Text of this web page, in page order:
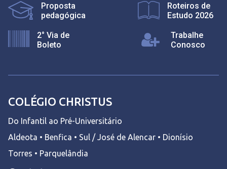
Proposta
pedagógica
Roteiros de
Estudo 2026
2° Via de
Boleto
Trabalhe
Conosco
COLÉGIO CHRISTUS
Do Infantil ao Pré-Universitário
Aldeota • Benfica • Sul / José de Alencar • Dionísio
Torres • Parquelândia